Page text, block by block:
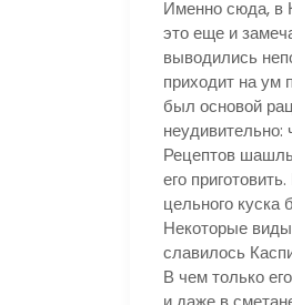
Именно сюда, в
это еще и
выводились
приходит на ум
был основой
Рецептов
его
цельного
Некоторые
славилось
В чем только